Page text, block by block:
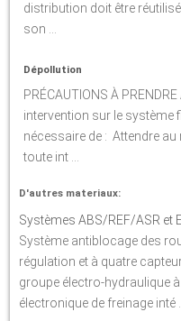
distribution doit être
son ...
Dépollution
PRÉCAUTIONS À
intervention sur le système
nécessaire de : Attendre
toute int ...
D'autres materiaux:
Systèmes ABS/REF/ASR et
Système antiblocage des
régulation et à quatre
groupe électro-hydraulique
électronique de freinage inté